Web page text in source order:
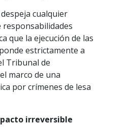
cualquier
que la ejecución de las
estrictamente a
Tribunal de
marco de una
por crímenes de lesa
irreversible